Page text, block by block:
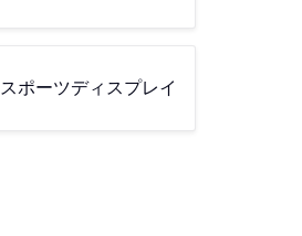
スポーツディスプレイ